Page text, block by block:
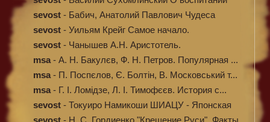
sevost - Бабич, Анатолий Павлович Чудеса
исцелени...
sevost - Уильям Крейг Самое начало.
Происхождение...
sevost - Чанышев А.Н. Аристотель.
msa - А. Н. Бакулєв, Ф. Н. Петров. Популярная ...
msa - П. Поспєлов, Є. Болтін, В. Московський т...
msa - Г. І. Ломідзе, Л. І. Тимофєєв. История с...
sevost - Токуиро Намикоши ШИАЦУ - Японская
терапи...
sevost - Н. С. Гордиенко "Крещение Руси". Факты